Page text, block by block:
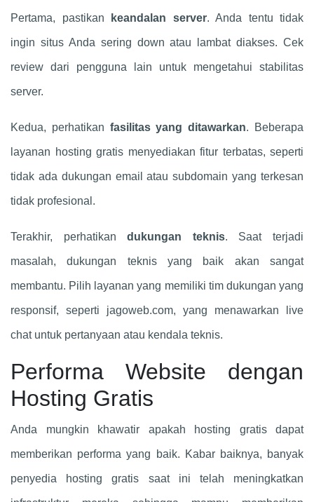
Pertama, pastikan keandalan server. Anda tentu tidak
ingin situs Anda sering down atau lambat diakses. Cek
review dari pengguna lain untuk mengetahui stabilitas
server.
Kedua, perhatikan fasilitas yang ditawarkan. Beberapa
layanan hosting gratis menyediakan fitur terbatas, seperti
tidak ada dukungan email atau subdomain yang terkesan
tidak profesional.
Terakhir, perhatikandukungan teknis. Saat terjadi
masalah, dukungan teknis yang baik akan sangat
membantu. Pilih layanan yang memiliki tim dukungan yang
responsif, seperti jagoweb.com, yang menawarkan live
chat untuk pertanyaan atau kendala teknis.
Performa Website dengan
Hosting Gratis
Anda mungkin khawatir apakah hosting gratis dapat
memberikan performa yang baik. Kabar baiknya, banyak
penyedia hosting gratis saat ini telah meningkatkan